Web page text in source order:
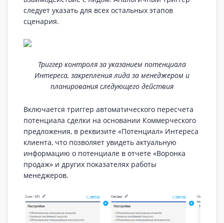
следует указать для всех остальных этапов
сценария.
Триггер контроля за указанием потенциала
Интереса, закрепления лида за менеджером и
планирования следующего действия
Включается триггер автоматического пересчета
потенциала сделки на основании Коммерческого
предложения, в реквизите «Потенциал» Интереса
клиента, что позволяет увидеть актуальную
информацию о потенциале в отчете «Воронка
продаж» и других показателях работы
менеджеров.